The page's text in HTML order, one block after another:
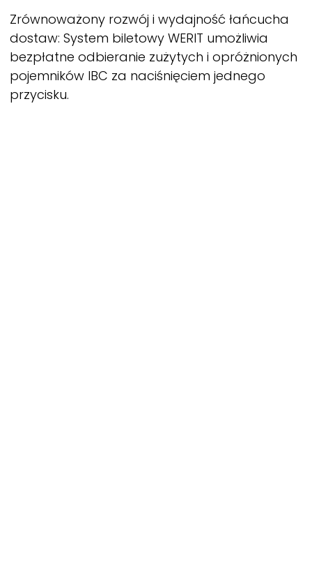
Zrównoważony rozwój i wydajność łańcucha
dostaw: System biletowyWERIT umożliwia
bezpłatne odbieranie zużytych i opróżnionych
pojemników IBC za naciśnięciem jednego
przycisku.